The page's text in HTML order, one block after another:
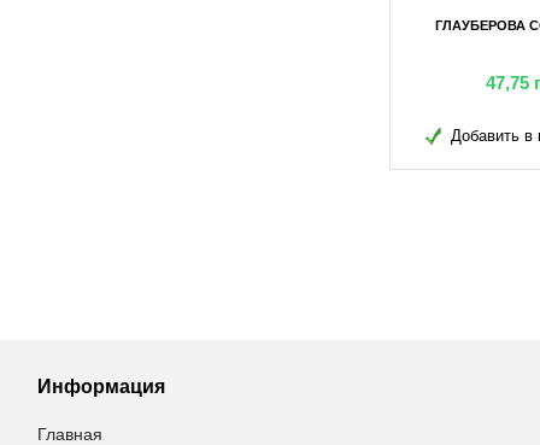
ГЛАУБЕРОВА
47,75
Добавить в
Информация
Главная